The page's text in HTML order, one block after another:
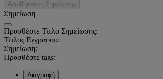
Αποθήκευση Σημείωσης
Σημείωση
Προσθέστε Τίτλο Σημείωσης:
Τίτλος Εγγράφου:
Σημείωση:
Προσθέστε tags:
Διαγραφή